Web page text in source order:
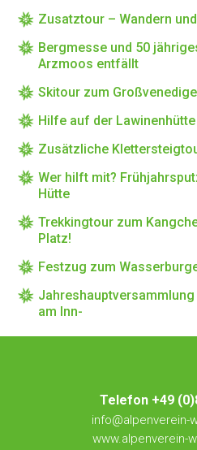
Zusatztour – Wandern
Bergmesse und 50
Arzmoos entfällt
Skitour zum
Hilfe auf der Lawinenhütte
Zusätzliche
Wer hilft mit?
Hütte
Trekkingtour zum
Platz!
Festzug zum
am Inn-
Telefon +49
info@alpenverein-
www.alpenverein-